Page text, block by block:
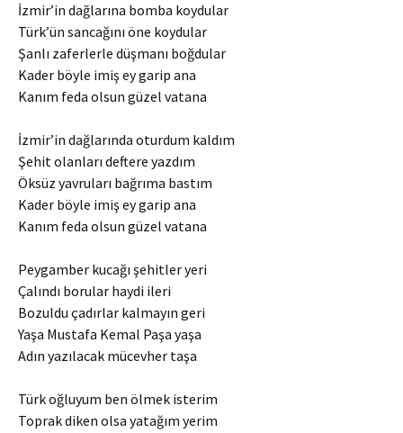
İzmir’in dağlarına bomba koydular
Türk’ün sancağını öne koydular
Şanlı zaferlerle düşmanı boğdular
Kader böyle imiş ey garip ana
Kanım feda olsun güzel vatana
İzmir’in dağlarında oturdum kaldım
Şehit olanları deftere yazdım
Öksüz yavruları bağrıma bastım
Kader böyle imiş ey garip ana
Kanım feda olsun güzel vatana
Peygamber kucağı şehitler yeri
Çalındı borular haydi ileri
Bozuldu çadırlar kalmayın geri
Yaşa Mustafa Kemal Paşa yaşa
Adın yazılacak mücevher taşa
Türk oğluyum ben ölmek isterim
Toprak diken olsa yatağım yerim